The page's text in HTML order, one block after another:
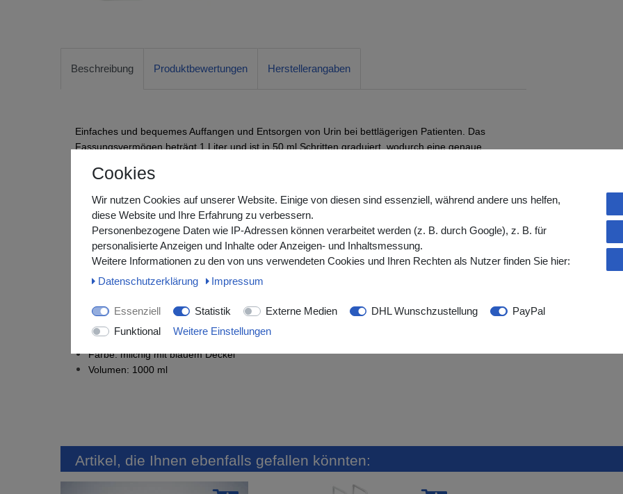
Beschreibung Produktbewertungen Herstellerangaben
Einfaches und bequemes Auffangen und Entsorgen von Urin bei bettlägerigen Patienten. Das
Fassungsvermögen beträgt 1 Liter und ist in 50 ml Schritten graduiert, wodurch eine genaue
der Flasche, allerdings keinen Auslaufschutz. Deshalb empfehlen wir die Verwendung eines
Die Reinigung erfolgt nach jeder Verwendung mit handelsüblichem Reiniger und herkömmlichem
Desinfektionsmittel.
Aus Polyethylen
Deckel aus Polypropylen
Eckig
Unsteril
Hitzebeständig bis 90°C
Farbe: milchig mit blauem Deckel
Volumen: 1000 ml
Artikel, die Ihnen ebenfalls gefallen könnten:
Cookies
Wir nutzen Cookies auf unserer Website. Einige von diesen sind essenziell, während andere uns helfen,
diese Website und Ihre Erfahrung zu verbessern.
Personenbezogene Daten wie IP-Adressen können verarbeitet werden (z. B. durch Google), z. B. für
personalisierte Anzeigen und Inhalte oder Anzeigen- und Inhaltsmessung.
Weitere Informationen zu den von uns verwendeten Cookies und Ihren Rechten als Nutzer finden Sie hier:
Daten­schutz­erklärung
Impressum
Essenziell Statistik Externe Medien DHL Wunschzustellung
PayPal
Funktional
Weitere Einstellungen